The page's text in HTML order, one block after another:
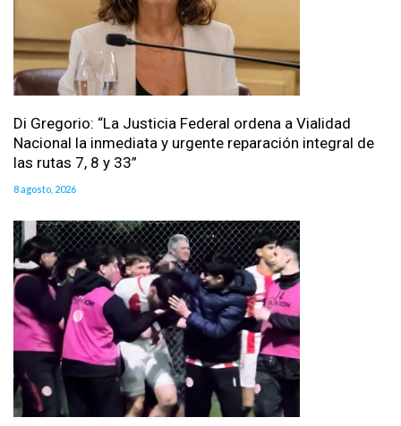
Di Gregorio: “La Justicia Federal ordena a Vialidad
Nacional la inmediata y urgente reparación integral de
las rutas 7, 8 y 33”
8 agosto, 2026